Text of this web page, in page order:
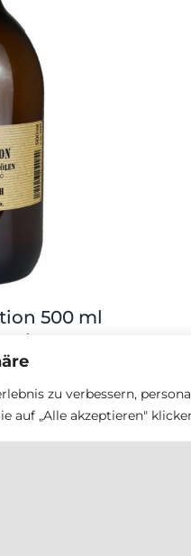
zu verbessern,
auf „Alle akzeptieren"
500 ml